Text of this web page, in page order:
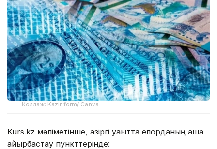
Коллаж: Kazinform/ Canva
Kurs.kz мәліметінше, қазіргі уақытта елорданың ақша
айырбастау пункттерінде: